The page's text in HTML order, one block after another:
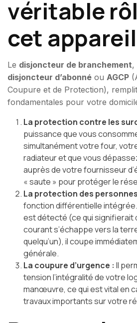
véritable
cet
Le disjoncteur de branchement,
disjoncteur d’abonné ou AGCP
Coupure et de Protection),
fondamentales pour votre
La protection contre les
puissance que vous
simultanément votre four,
radiateur et que vous
auprès de votre fournisseur
« saute » pour protéger le
La protection des
fonction différentielle
est détecté (ce qui signifierait
courant s’échappe vers la
quelqu’un), il coupe
générale.
La coupure d’urgence : Il
tension l’intégralité de votre
manœuvre, ce qui est vital en
travaux importants sur votre